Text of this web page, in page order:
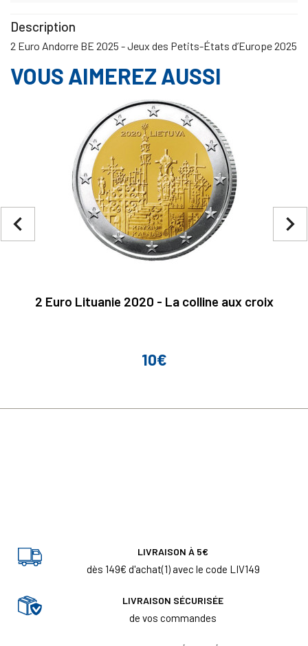
Description
2 Euro Andorre BE 2025 - Jeux des Petits-États d’Europe 2025
VOUS AIMEREZ AUSSI
2 Euro Lituanie 2020 - La colline aux croix
Prix
10€
navigate_next
navigate_before
LIVRAISON À 5€
dès 149€ d'achat(1) avec le code LIV149
LIVRAISON SÉCURISÉE
de vos commandes